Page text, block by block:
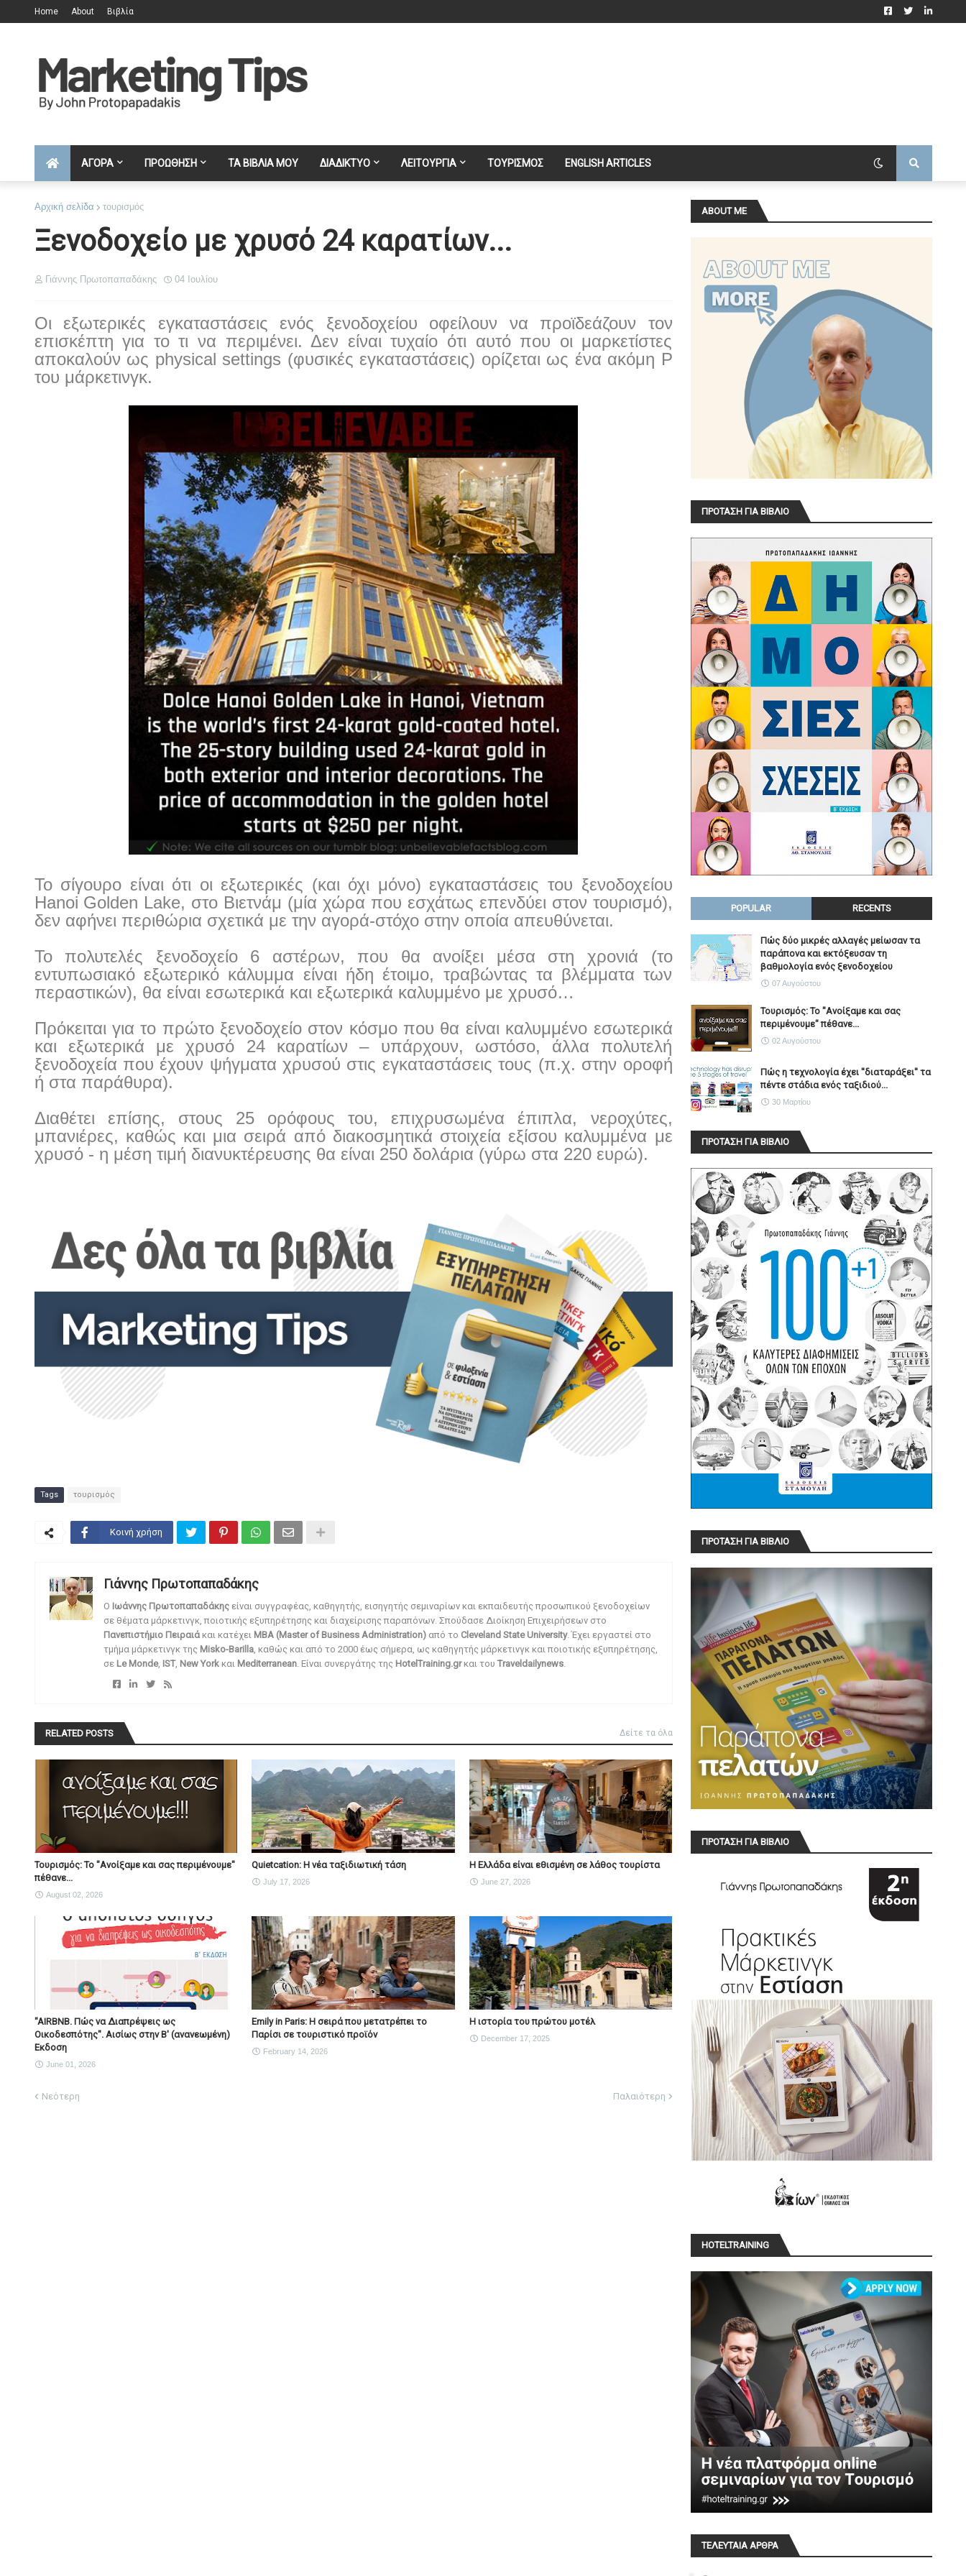
Home About Βιβλία
ΑΓΟΡΑ ΠΡΟΩΘΗΣΗ ΤΑ ΒΙΒΛΙΑ ΜΟΥ ΔΙΑΔΙΚΤΥΟ ΛΕΙΤΟΥΡΓΙΑ ΤΟΥΡΙΣΜΟΣ ENGLISH ARTICLES
Αρχική σελίδα τουρισμός
Ξενοδοχείο με χρυσό 24 καρατίων...
Γιάννης Πρωτοπαπαδάκης 04 Ιουλίου
Οι εξωτερικές εγκαταστάσεις ενός ξενοδοχείου οφείλουν να προϊδεάζουν τον
επισκέπτη για το τι να περιμένει. Δεν είναι τυχαίο ότι αυτό που οι μαρκετίστες
αποκαλούν ως physical settings (φυσικές εγκαταστάσεις) ορίζεται ως ένα ακόμη P
του μάρκετινγκ.
Το σίγουρο είναι ότι οι εξωτερικές (και όχι μόνο) εγκαταστάσεις του ξενοδοχείου
Hanoi Golden Lake, στο Βιετνάμ (μία χώρα που εσχάτως επενδύει στον τουρισμό),
δεν αφήνει περιθώρια σχετικά με την αγορά-στόχο στην οποία απευθύνεται.
Το πολυτελές ξενοδοχείο 6 αστέρων, που θα ανοίξει μέσα στη χρονιά (το
εντυπωσιακό εξωτερικό κάλυμμα είναι ήδη έτοιμο, τραβώντας τα βλέμματα των
περαστικών), θα είναι εσωτερικά και εξωτερικά καλυμμένο με χρυσό…
Πρόκειται για το πρώτο ξενοδοχείο στον κόσμο που θα είναι καλυμμένο εσωτερικά
και εξωτερικά με χρυσό 24 καρατίων – υπάρχουν, ωστόσο, άλλα πολυτελή
ξενοδοχεία που έχουν ψήγματα χρυσού στις εγκαταστάσεις τους (π.χ. στην οροφή
ή στα παράθυρα).
Διαθέτει επίσης, στους 25 ορόφους του, επιχρυσωμένα έπιπλα, νεροχύτες,
μπανιέρες, καθώς και μια σειρά από διακοσμητικά στοιχεία εξίσου καλυμμένα με
χρυσό - η μέση τιμή διανυκτέρευσης θα είναι 250 δολάρια (γύρω στα 220 ευρώ).
Tags τουρισμός
Κοινή χρήση
Γιάννης Πρωτοπαπαδάκης
O Ιωάννης Πρωτοπαπαδάκης είναι συγγραφέας, καθηγητής, εισηγητής σεμιναρίων και εκπαιδευτής προσωπικού ξενοδοχείων
σε θέματα μάρκετινγκ, ποιοτικής εξυπηρέτησης και διαχείρισης παραπόνων. Σπούδασε Διοίκηση Επιχειρήσεων στο
Πανεπιστήμιο Πειραιάκαι κατέχει MBA (Master of Business Administration)από το Cleveland State University. Έχει εργαστεί στο
τμήμα μάρκετινγκ της Misko-Barilla, καθώς και από το 2000 έως σήμερα, ως καθηγητής μάρκετινγκ και ποιοτικής εξυπηρέτησης,
σε Le Monde, IST, New Yorkκαι Mediterranean. Είναι συνεργάτης της HotelTraining.grκαι του Traveldailynews.
RELATED POSTS Δείτε τα όλα
Τουρισμός: Το "Ανοίξαμε και σας περιμένουμε"
πέθανε...
August 02, 2026
Quietcation: Η νέα ταξιδιωτική τάση
July 17, 2026
Η Ελλάδα είναι εθισμένη σε λάθος τουρίστα
June 27, 2026
"AIRBNB. Πώς να Διαπρέψεις ως
Οικοδεσπότης". Αισίως στην Β' (ανανεωμένη)
Εκδοση
June 01, 2026
Emily in Paris: Η σειρά που μετατρέπει το
Παρίσι σε τουριστικό προϊόν
February 14, 2026
Η ιστορία του πρώτου μοτέλ
December 17, 2025
Νεότερη Παλαιότερη
ABOUT ME
ΠΡΟΤΑΣΗ ΓΙΑ ΒΙΒΛΙΟ
POPULAR RECENTS
Πώς δύο μικρές αλλαγές μείωσαν τα
παράπονα και εκτόξευσαν τη
βαθμολογία ενός ξενοδοχείου
07 Αυγούστου
Τουρισμός: Το "Ανοίξαμε και σας
περιμένουμε" πέθανε...
02 Αυγούστου
Πώς η τεχνολογία έχει ''διαταράξει'' τα
πέντε στάδια ενός ταξιδιού...
30 Μαρτίου
ΠΡΟΤΑΣΗ ΓΙΑ ΒΙΒΛΙΟ
ΠΡΟΤΑΣΗ ΓΙΑ ΒΙΒΛΙΟ
ΠΡΟΤΑΣΗ ΓΙΑ ΒΙΒΛΙΟ
HOTELTRAINING
ΤΕΛΕΥΤΑΙΑ ΑΡΘΡΑ